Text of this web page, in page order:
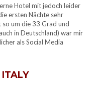
Hotel mit jedoch leider
ersten Nächte sehr
um die 33 Grad und
in Deutschland) war mir
als Social Media